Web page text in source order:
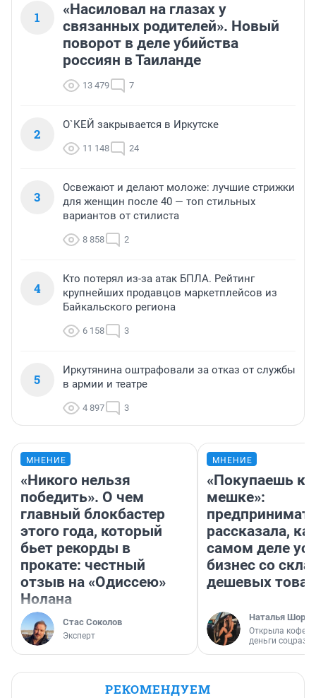
1
«Насиловал на глазах у
связанных родителей». Новый
поворот в деле убийства
россиян в Таиланде
13 479 7
2
О`КЕЙ закрывается в Иркутске
11 148 24
3
Освежают и делают моложе: лучшие стрижки
для женщин после 40 — топ стильных
вариантов от стилиста
8 858 2
4
Кто потерял из-за атак БПЛА. Рейтинг
крупнейших продавцов маркетплейсов из
Байкальского региона
6 158 3
5
Иркутянина оштрафовали за отказ от службы
в армии и театре
4 897 3
МНЕНИЕ
«Никого нельзя
победить». О чем
главный блокбастер
этого года, который
бьет рекорды в
прокате: честный
отзыв на «Одиссею»
Нолана
Стас Соколов
Эксперт
МНЕНИЕ
«Покупаешь
мешке»:
рассказала,
самом деле
бизнес со
дешевых
Наталья
Открыла
деньги
РЕКОМЕНДУЕМ